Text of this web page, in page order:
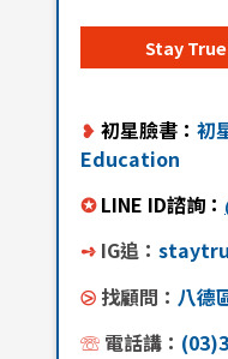
Stay True
❥ 初星臉書： 初
Education
✪LINE ID諮詢：
➺IG追：
⧁ 找顧問： 八德
☏ 電話講：